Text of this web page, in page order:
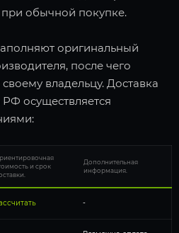
обычной покупке.
оригинальный
после чего
владельцу. Доставка
осуществляется
и срок
Дополнительная
информация.
-